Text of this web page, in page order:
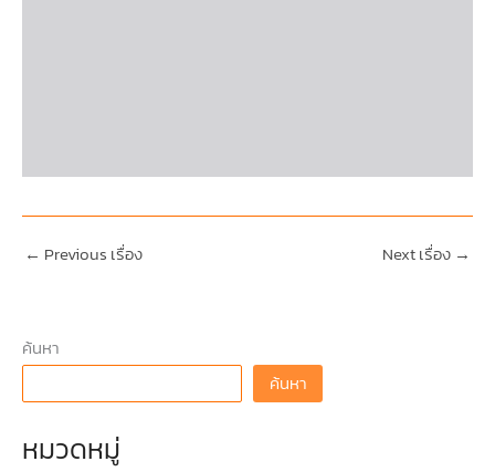
← Previous เรื่อง Next เรื่อง →
ค้นหา
ค้นหา
หมวดหมู่